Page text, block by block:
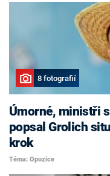
8 fotografií
Úmorné, ministři
popsal Grolich
krok
Téma: Opozice